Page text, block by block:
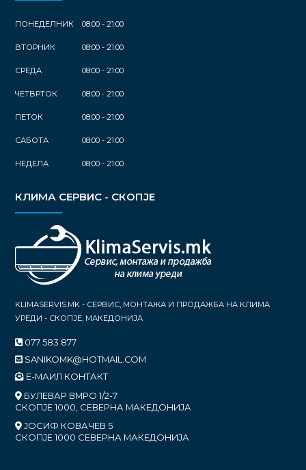
ПОНЕДЕЛНИК 08:00 - 21:00
ВТОРНИК 08:00 - 21:00
СРЕДА 08:00 - 21:00
ЧЕТВРТОК 08:00 - 21:00
ПЕТОК 08:00 - 21:00
САБОТА 08:00 - 21:00
НЕДЕЛА 08:00 - 21:00
КЛИМА СЕРВИС - СКОПЈЕ
KLIMASERVIS.MK - СЕРВИС, МОНТАЖА И ПРОДАЖБА НА КЛИМА
УРЕДИ - СКОПЈЕ, МАКЕДОНИЈА
077 583 877
SANIKOMK@HOTMAIL.COM
Е-МАИЛ КОНТАКТ
БУЛЕВАР ВМРО 1/2-7
СКОПЈЕ 1000, СЕВЕРНА МАКЕДОНИЈА
ЈОСИФ КОВАЧЕВ 5
СКОПЈЕ 1000 СЕВЕРНА МАКЕДОНИЈА